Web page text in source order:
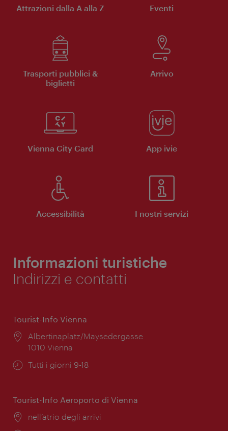
Attrazioni dalla A alla Z Eventi
Trasporti pubblici &
biglietti
Arrivo
Vienna City Card App ivie
Accessibilità I nostri servizi
Informazioni turistiche
Indirizzi e contatti
Tourist-Info Vienna
Posizione:
Albertinaplatz/Maysedergasse
1010 Vienna
Orari
Tutti i giorni 9-18
Tourist-Info Aeroporto di Vienna
Posizione:
nell’atrio degli arrivi